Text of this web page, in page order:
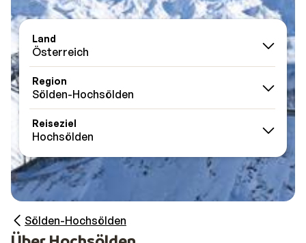
Land
Österreich
Region
Sölden-Hochsölden
Reiseziel
Hochsölden
Sölden-Hochsölden